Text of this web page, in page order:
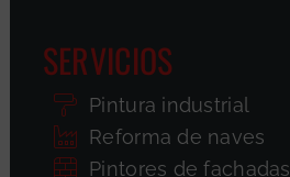
SERVICIOS
Pintura industrial
Reforma de naves
Pintores de fachadas